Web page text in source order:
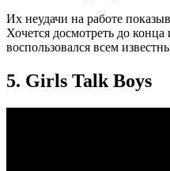
Их неудачи на работе
Хочется досмотреть до
воспользовался всем
5. Girls Talk Boys